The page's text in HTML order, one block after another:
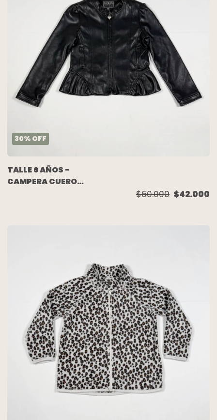
30% OFF
TALLE 6 AÑOS -
CAMPERA CUERO
$60.000 $42.000